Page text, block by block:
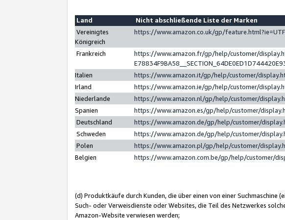
Land
Nicht abschließende Liste der Marken
Vereinigtes
Königreich
https://www.amazon.co.uk/gp/
Frankreich
https://www.amazon.fr/gp/help/customer/
Italien
https://www.amazon.it/gp/help/customer/
Irland
https://www.amazon.ie/gp/help/customer/
Niederlande
https://www.amazon.nl/gp/help/customer/
Spanien
https://www.amazon.es/gp/help/customer/
Deutschland
https://www.amazon.de/gp/help/customer/
Schweden
https://www.amazon.de/gp/help/customer/
Polen
https://www.amazon.pl/gp/help/customer/
Belgien
https://www.amazon.com.be/gp/help/customer/
(d) Produktkäufe durch Kunden, die über einen von einer
Such- oder Verweisdienste oder Websites, die Teil des Netzwerkes
Amazon-Website verwiesen werden;